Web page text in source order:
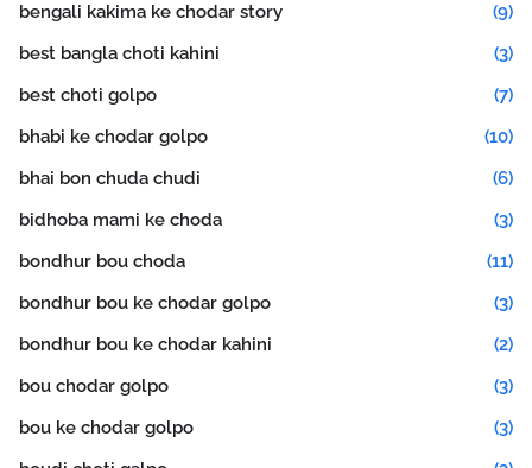
bengali kakima ke chodar story
(9)
best bangla choti kahini
(3)
best choti golpo
(7)
bhabi ke chodar golpo
(10)
bhai bon chuda chudi
(6)
bidhoba mami ke choda
(3)
bondhur bou choda
(11)
bondhur bou ke chodar golpo
(3)
bondhur bou ke chodar kahini
(2)
bou chodar golpo
(3)
bou ke chodar golpo
(3)